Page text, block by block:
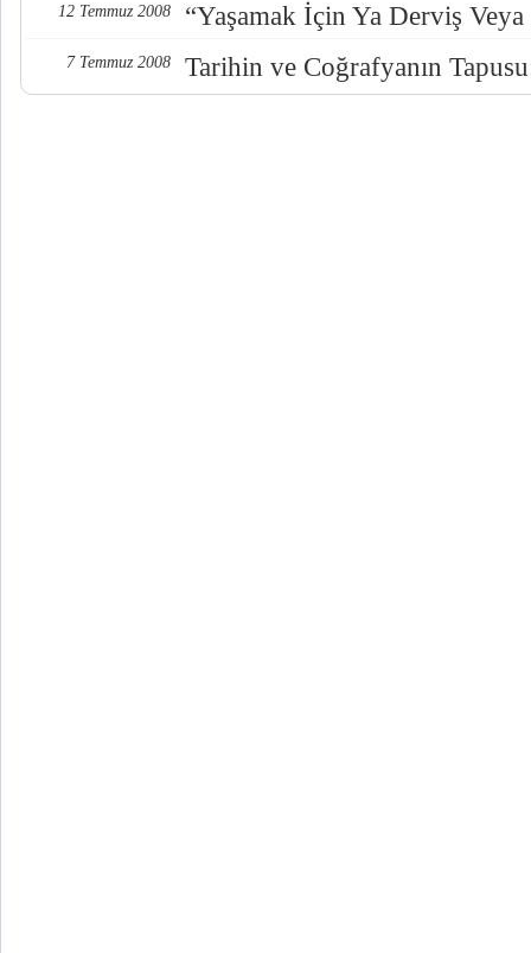
12 Temmuz 2008 “Yaşamak İçin Ya Derviş
7 Temmuz 2008 Tarihin ve Coğrafyanın